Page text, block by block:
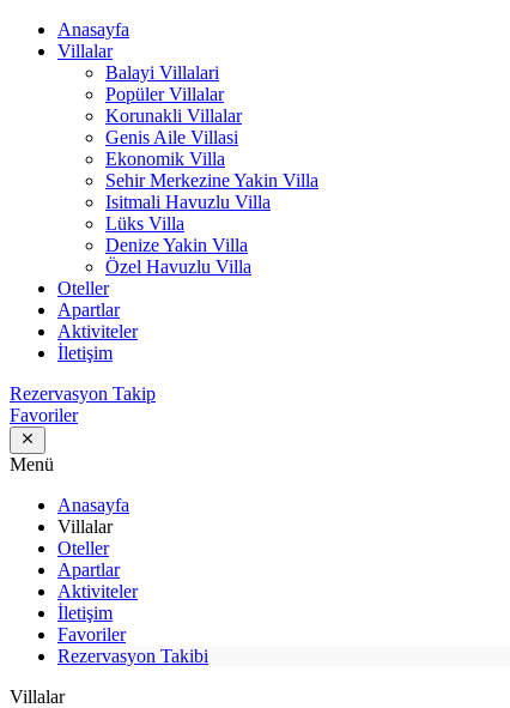
Anasayfa
Villalar
Balayi Villalari
Popüler Villalar
Korunakli Villalar
Genis Aile Villasi
Ekonomik Villa
Sehir Merkezine Yakin Villa
Isitmali Havuzlu Villa
Lüks Villa
Denize Yakin Villa
Özel Havuzlu Villa
Oteller
Apartlar
Aktiviteler
İletişim
Rezervasyon Takip
Favoriler
Menü
Anasayfa
Villalar
Oteller
Apartlar
Aktiviteler
İletişim
Favoriler
Rezervasyon Takibi
Villalar